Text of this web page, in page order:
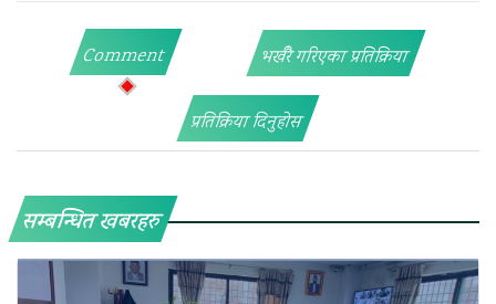
Comment भर्खरै गरिएका प्रतिक्रिया
प्रतिक्रिया दिनुहोस
सम्बन्धित खबरहरु